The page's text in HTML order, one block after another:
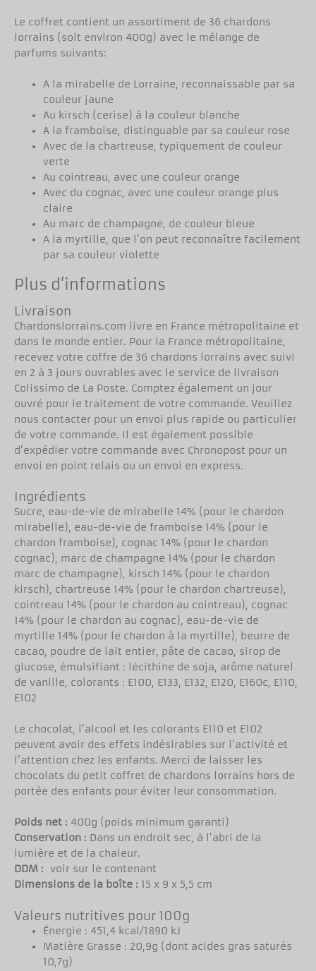
Le coffret contient un assortiment de 36 chardons
lorrains (soit environ 400g) avec le mélange de
parfums suivants:
A la mirabelle de Lorraine, reconnaissable par sa
couleur jaune
Au kirsch (cerise) à la couleur blanche
A la framboise, distinguable par sa couleur rose
Avec de la chartreuse, typiquement de couleur
verte
Au cointreau, avec une couleur orange
Avec du cognac, avec une couleur orange plus
claire
Au marc de champagne, de couleur bleue
A la myrtille, que l’on peut reconnaître facilement
par sa couleur violette
Plus d’informations
Livraison
Chardonslorrains.com livre en France métropolitaine et
dans le monde entier. Pour la France métropolitaine,
recevez votre coffre de 36 chardons lorrains avec suivi
en 2 à 3 jours ouvrables avec le service de livraison
Colissimo de La Poste. Comptez également un jour
ouvré pour le traitement de votre commande. Veuillez
nous contacter pour un envoi plus rapide ou particulier
de votre commande. Il est également possible
d’expédier votre commande avec Chronopost pour un
envoi en point relais ou un envoi en express.
Ingrédients
Sucre, eau-de-vie de mirabelle 14% (pour le chardon
mirabelle), eau-de-vie de framboise 14% (pour le
chardon framboise), cognac 14% (pour le chardon
cognac), marc de champagne 14% (pour le chardon
marc de champagne), kirsch 14% (pour le chardon
kirsch), chartreuse 14% (pour le chardon chartreuse),
cointreau 14% (pour le chardon au cointreau), cognac
14% (pour le chardon au cognac), eau-de-vie de
myrtille 14% (pour le chardon à la myrtille), beurre de
cacao, poudre de lait entier, pâte de cacao, sirop de
glucose, émulsifiant : lécithine de soja, arôme naturel
de vanille, colorants : E100, E133, E132, E120, E160c, E110,
E102
Le chocolat, l’alcool et les colorants E110 et E102
peuvent avoir des effets indésirables sur l’activité et
l’attention chez les enfants. Merci de laisser les
chocolats du petit coffret de chardons lorrains hors de
portée des enfants pour éviter leur consommation.
Poids net : 400g (poids minimum garanti)
Conservation : Dans un endroit sec, à l’abri de la
lumière et de la chaleur.
DDM : voir sur le contenant
Dimensions de la boîte : 15 x 9 x 5,5 cm
Valeurs nutritives pour 100g
Énergie : 451,4 kcal/1890 kJ
Matière Grasse : 20,9g (dont acides gras saturés
10,7g)